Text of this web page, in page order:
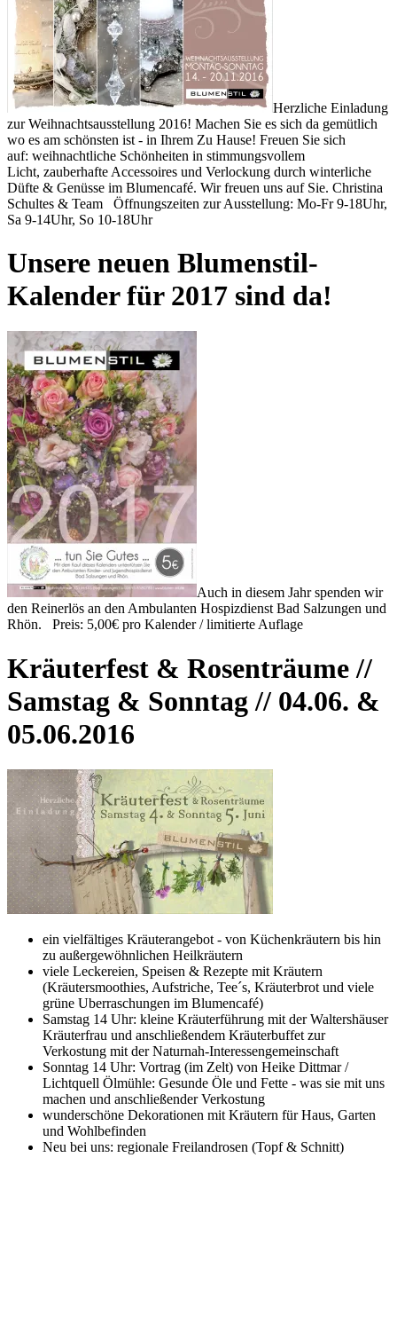
Herzliche Einladung
zur Weihnachtsausstellung 2016! Machen Sie es sich da gemütlich
wo es am schönsten ist - in Ihrem Zu Hause! Freuen Sie sich
auf: weihnachtliche Schönheiten in stimmungsvollem
Licht, zauberhafte Accessoires und Verlockung durch winterliche
Düfte & Genüsse im Blumencafé. Wir freuen uns auf Sie. Christina
Schultes & Team Öffnungszeiten zur Ausstellung: Mo-Fr 9-18Uhr,
Sa 9-14Uhr, So 10-18Uhr
Unsere neuen Blumenstil-
Kalender für 2017 sind da!
Auch in diesem Jahr spenden wir
den Reinerlös an den Ambulanten Hospizdienst Bad Salzungen und
Rhön. Preis: 5,00€ pro Kalender / limitierte Auflage
Kräuterfest & Rosenträume //
Samstag & Sonntag // 04.06. &
05.06.2016
ein vielfältiges Kräuterangebot - von Küchenkräutern bis hin
zu außergewöhnlichen Heilkräutern
viele Leckereien, Speisen & Rezepte mit Kräutern
(Kräutersmoothies, Aufstriche, Tee´s, Kräuterbrot und viele
grüne Uberraschungen im Blumencafé)
Samstag 14 Uhr: kleine Kräuterführung mit der Waltershäuser
Kräuterfrau und anschließendem Kräuterbuffet zur
Verkostung mit der Naturnah-Interessengemeinschaft
Sonntag 14 Uhr: Vortrag (im Zelt) von Heike Dittmar /
Lichtquell Ölmühle: Gesunde Öle und Fette - was sie mit uns
machen und anschließender Verkostung
wunderschöne Dekorationen mit Kräutern für Haus, Garten
und Wohlbefinden
Neu bei uns: regionale Freilandrosen (Topf & Schnitt)